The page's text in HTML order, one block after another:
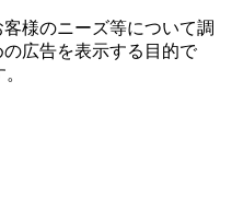
様のニーズ等について調
広告を表⽰する⽬的で